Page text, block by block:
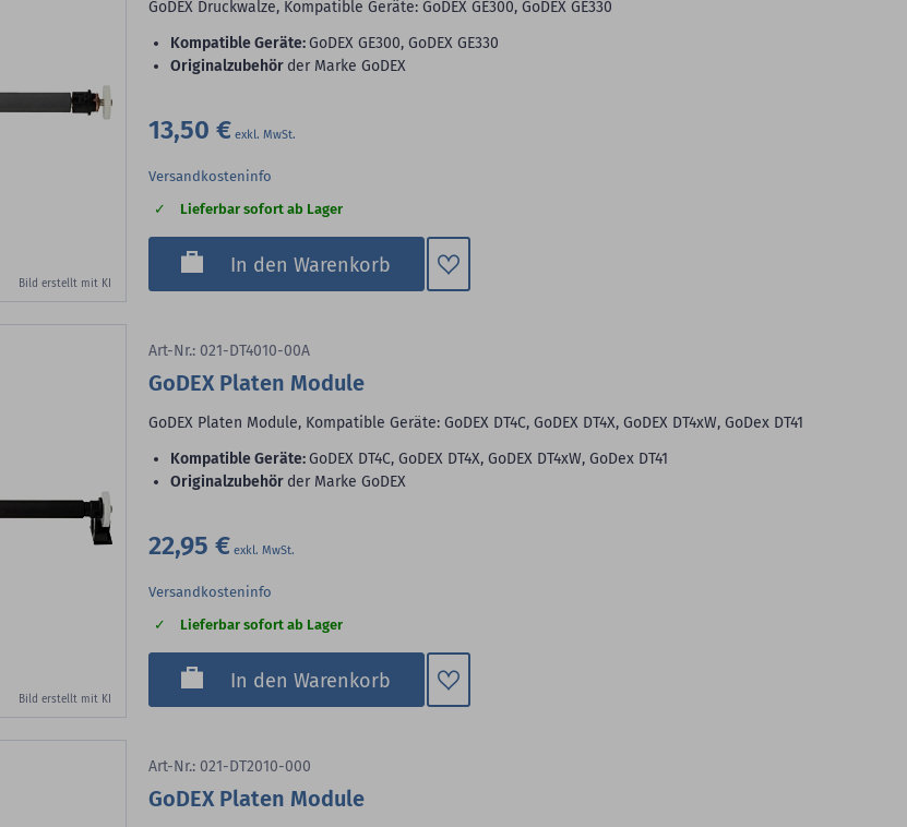
Bild erstellt mit KI
GoDEX Druckwalze, Kompatible Geräte: GoDEX GE300, GoDEX GE330
Kompatible Geräte:GoDEX GE300, GoDEX GE330
Originalzubehör der Marke GoDEX
13,50 €
Versandkosteninfo
Lieferbar sofort ab Lager
In den Warenkorb
Zum
Bild erstellt mit KI
Art-Nr.: 021-DT4010-00A
GoDEX Platen Module
GoDEX Platen Module, Kompatible Geräte: GoDEX DT4C, GoDEX DT4X, GoDEX DT4xW, GoDex DT41
Kompatible Geräte:GoDEX DT4C, GoDEX DT4X, GoDEX DT4xW, GoDex DT41
Originalzubehör der Marke GoDEX
22,95 €
Versandkosteninfo
Lieferbar sofort ab Lager
In den Warenkorb
Zum
Art-Nr.: 021-DT2010-000
GoDEX Platen Module